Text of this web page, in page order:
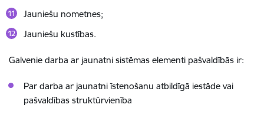
Jauniešu nometnes;
Jauniešu kustības.
Galvenie darba ar jaunatni sistēmas elementi pašvaldībās ir:
Par darba ar jaunatni īstenošanu atbildīgā iestāde vai
pašvaldības struktūrvienība